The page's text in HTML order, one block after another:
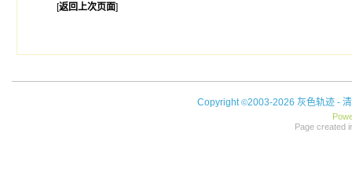
[返回上次页面]
Copyright©2003-2026 灰色轨迹 -
Page created